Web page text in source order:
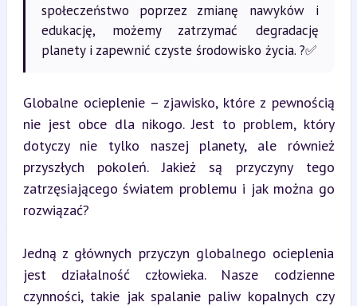
społeczeństwo poprzez zmianę nawyków i
edukację, możemy zatrzymać degradację
planety i zapewnić czyste środowisko życia. ?✅
Globalne ocieplenie – zjawisko, które z pewnością
nie jest obce dla nikogo. Jest to problem, który
dotyczy nie tylko naszej planety, ale również
przyszłych pokoleń. Jakież są przyczyny tego
zatrzęsiającego światem problemu i jak można go
rozwiązać?
Jedną z głównych przyczyn globalnego ocieplenia
jest działalność człowieka. Nasze codzienne
czynności, takie jak spalanie paliw kopalnych czy